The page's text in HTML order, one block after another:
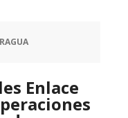
Enlace